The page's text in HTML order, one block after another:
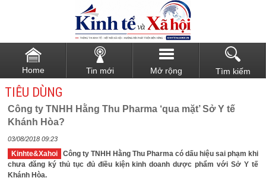
Home Tin mới Mở rộng Tìm kiếm
TIÊU DÙNG
Công ty TNHH Hằng Thu Pharma ‘qua mặt’ Sở Y tế
Khánh Hòa?
03/08/2018 09:23
Kinhte&Xahoi
Công ty TNHH Hằng Thu Pharma có dấu hiệu sai phạm khi
chưa đăng ký thủ tục đủ điều kiện kinh doanh dược phẩm với Sở Y tế
Khánh Hòa.